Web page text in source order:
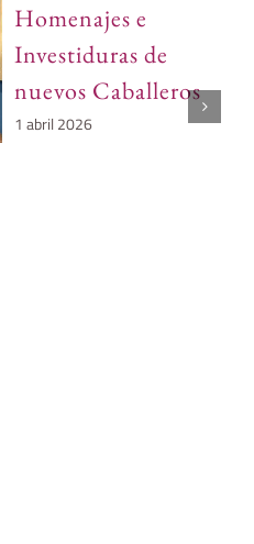
Homenajes e
Investiduras de
nuevos Caballeros
1 abril 2026